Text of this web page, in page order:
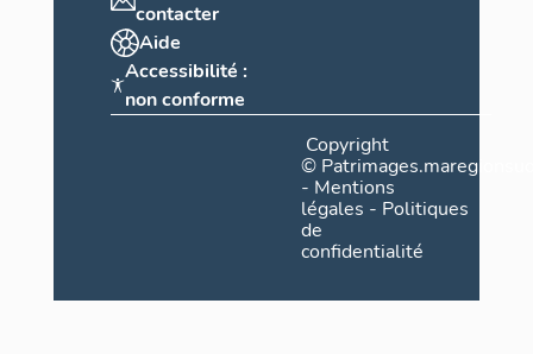
contacter
Aide
Accessibilité :
non conforme
Copyright
©
- Mentions
légales - Politiques
de
confidentialité